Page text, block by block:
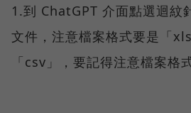
1.到 ChatGPT 介面點選迴紋
文件，注意檔案格式要是「
「csv」，要記得注意檔案格